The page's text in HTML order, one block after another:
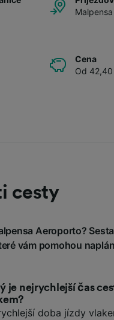
Cena
Od
cesty
Aeroporto?
vám pomohou
je nejrychlejší čas
doba jízdy